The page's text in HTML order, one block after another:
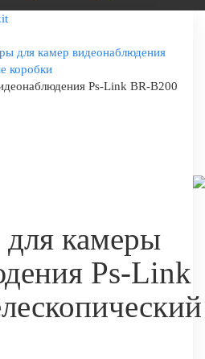
для камер видеонаблюдения
коробки
Ps-Link BR-B200
камеры
Ps-Link